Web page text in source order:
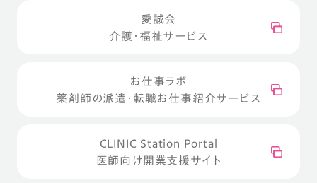
愛誠会
介護・福祉サービス
お仕事ラボ
薬剤師の派遣・転職お仕事紹介サービス
CLINIC Station Portal
医師向け開業支援サイト